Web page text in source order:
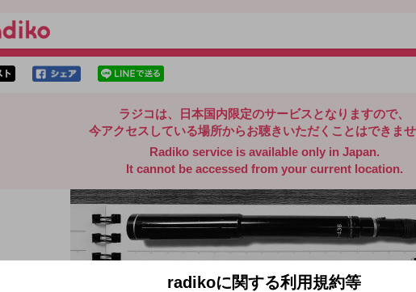
ラジコは、日本国内限定のサービスとなりますので、
今アクセスしている場所からお聴きいただくことはできませ
Radiko service is available only in Japan.
It cannot be accessed from your current location.
radikoに関する利用規約等